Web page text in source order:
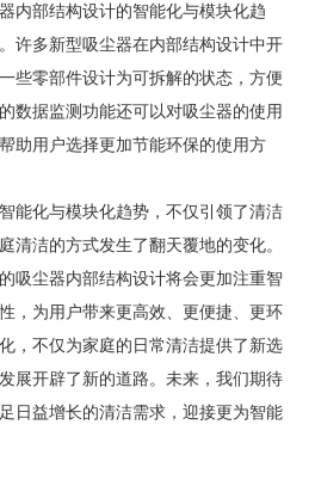
内部结构设计的智能化与模块化趋
许多新型吸尘器在内部结构设计中开
些零部件设计为可拆解的状态，方便
数据监测功能还可以对吸尘器的使用
助用户选择更加节能环保的使用方
能化与模块化趋势，不仅引领了清洁
清洁的方式发生了翻天覆地的变化。
吸尘器内部结构设计将会更加注重智
，为用户带来更高效、更便捷、更环
，不仅为家庭的日常清洁提供了新选
展开辟了新的道路。未来，我们期待
日益增长的清洁需求，迎接更为智能